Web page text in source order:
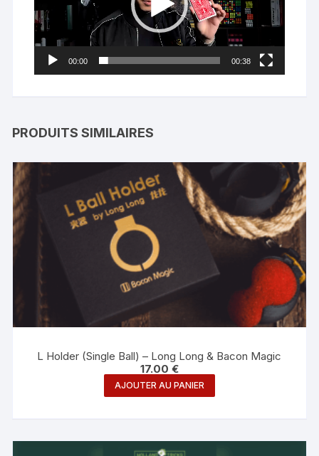
00:00 00:38
PRODUITS SIMILAIRES
L Holder (Single Ball) – Long Long & Bacon Magic
17.00 €
AJOUTER AU PANIER